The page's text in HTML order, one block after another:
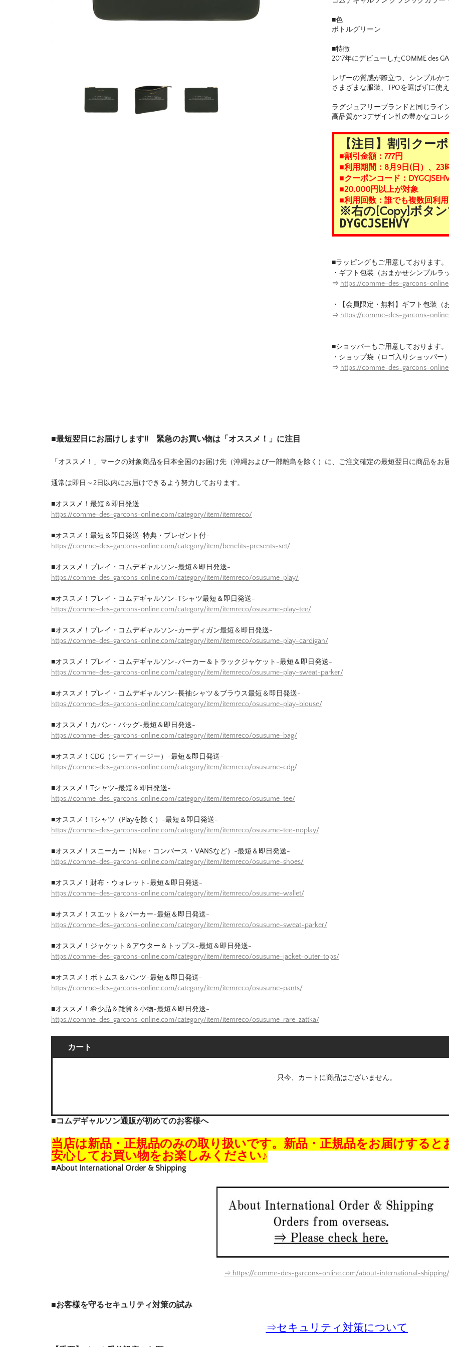
■色
ボトルグリーン
■特徴
2017年にデビューしたCOMME des
レザーの質感が際立つ、シンプルか
さまざまな服装、TPOを選ばずに使
ラグジュアリーブランドと同じライ
高品質かつデザイン性の豊かなコレ
【注目】割引クー
■割引金額：777円
■利用期間：8月9日(日）、23
■クーポンコード：
■20,000円以上が対象
■利用回数：誰でも複数回利
※右の[Copy]ボタ
DYGCJSEHVY
■ラッピングもご用意しております。
・ギフト包装（おまかせシンプルラ
⇒ https://comme-des-garcons-
・【会員限定・無料】ギフト包装（
⇒ https://comme-des-garcons-
■ショッパーもご用意しております。
・ショップ袋（ロゴ入りショッパー）
⇒ https://comme-des-garcons-
■最短翌日にお届けします!! 緊急のお買い物は「オススメ！」に注目
「オススメ！」マークの対象商品を日本全国のお届け先（沖縄および一部離島を除く）に、ご注文確定の最短翌日に商品をお
通常は即日～2日以内にお届けできるよう努力しております。
■オススメ！最短＆即日発送
https://comme-des-garcons-online.com/category/item/itemreco/
■オススメ！最短＆即日発送-特典・プレゼント付-
https://comme-des-garcons-online.com/category/item/benefits-presents-set/
■オススメ！プレイ・コムデギャルソン-最短＆即日発送-
https://comme-des-garcons-online.com/category/item/itemreco/osusume-play/
■オススメ！プレイ・コムデギャルソン-Tシャツ最短＆即日発送-
https://comme-des-garcons-online.com/category/item/itemreco/osusume-play-tee/
■オススメ！プレイ・コムデギャルソン-カーディガン最短＆即日発送-
https://comme-des-garcons-online.com/category/item/itemreco/osusume-play-cardigan/
■オススメ！プレイ・コムデギャルソン-パーカー＆トラックジャケット-最短＆即日発送-
https://comme-des-garcons-online.com/category/item/itemreco/osusume-play-sweat-parker/
■オススメ！プレイ・コムデギャルソン-長袖シャツ＆ブラウス最短＆即日発送-
https://comme-des-garcons-online.com/category/item/itemreco/osusume-play-blouse/
■オススメ！カバン・バッグ-最短＆即日発送-
https://comme-des-garcons-online.com/category/item/itemreco/osusume-bag/
■オススメ！CDG（シーディージー）-最短＆即日発送-
https://comme-des-garcons-online.com/category/item/itemreco/osusume-cdg/
■オススメ！Tシャツ-最短＆即日発送-
https://comme-des-garcons-online.com/category/item/itemreco/osusume-tee/
■オススメ！Tシャツ（Playを除く）-最短＆即日発送-
https://comme-des-garcons-online.com/category/item/itemreco/osusume-tee-noplay/
■オススメ！スニーカー（Nike・コンバース・VANSなど）-最短＆即日発送-
https://comme-des-garcons-online.com/category/item/itemreco/osusume-shoes/
■オススメ！財布・ウォレット-最短＆即日発送-
https://comme-des-garcons-online.com/category/item/itemreco/osusume-wallet/
■オススメ！スエット＆パーカー-最短＆即日発送-
https://comme-des-garcons-online.com/category/item/itemreco/osusume-sweat-parker/
■オススメ！ジャケット＆アウター＆トップス-最短＆即日発送-
https://comme-des-garcons-online.com/category/item/itemreco/osusume-jacket-outer-tops/
■オススメ！ボトムス＆パンツ-最短＆即日発送-
https://comme-des-garcons-online.com/category/item/itemreco/osusume-pants/
■オススメ！希少品＆雑貨＆小物-最短＆即日発送-
https://comme-des-garcons-online.com/category/item/itemreco/osusume-rare-zattka/
カート
只今、カートに商品はございません。
■コムデギャルソン通販が初めてのお客様へ
当店は新品・正規品のみの取り扱いです。新品・正規品をお届けすると
安心してお買い物をお楽しみください♪
■About International Order & Shipping
⇒ https://comme-des-garcons-online.com/about-international-shipping/
■お客様を守るセキュリティ対策の試み
⇒セキュリティ対策について